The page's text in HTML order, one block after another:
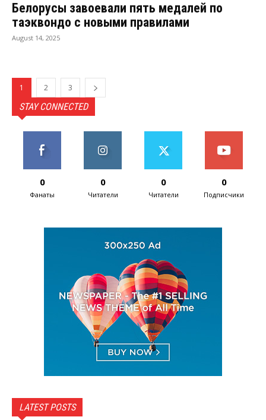
Белорусы завоевали пять медалей по
таэквондо с новыми правилами
August 14, 2025
1 2 3
STAY CONNECTED
0
Фанаты
0
Читатели
0
Читатели
0
Подписчики
LATEST POSTS